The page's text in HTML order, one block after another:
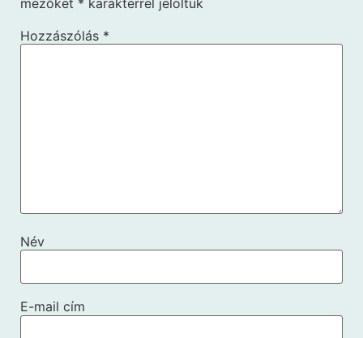
Hozzászólás *
Név
E-mail cím